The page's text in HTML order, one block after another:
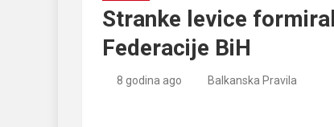
Stranke levice
Federacije BiH
8 godina ago Balkanska Pravila